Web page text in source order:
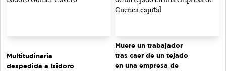
Multitudinaria
despedida a Isidoro
Muere un trabajador
tras caer de un tejado
en una empresa de